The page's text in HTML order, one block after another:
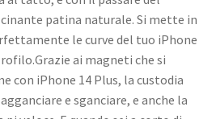
patina naturale. Si mette in
le curve del tuo iPhone
ai magneti che si
con iPhone 14 Plus, la custodia
e sganciare, e anche la